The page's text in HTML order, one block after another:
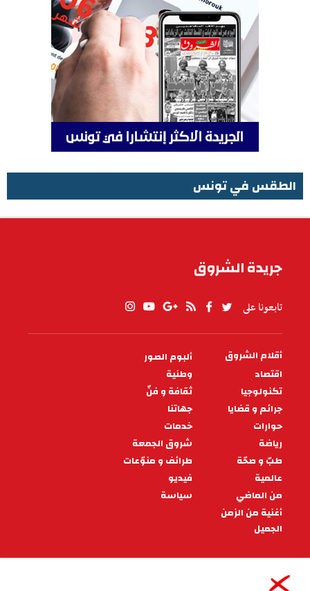
الطقس في تونس
جريدة الشروق
تابعونا على
PIED
DE
PAGE
أقلام الشروق
ألبوم الصور
اقتصاد
وطنية
تكنولوجيا
ثقافة و فنّ
جرائم و قضايا
جهاتنا
حوارات
خدمات
رياضة
شروق الجمعة
طبّ و صحّة
طرائف و منوّعات
عالمية
فيديو
من الماضي
سياسة
أغنية من الزمن
الجميل